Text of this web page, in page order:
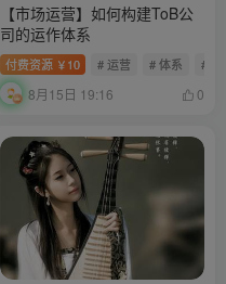
【市场运营】如何构建ToB公
司的运作体系
付费资源 ￥ 10 # 运营 # 体系 # tob
8月15日 19:16 0